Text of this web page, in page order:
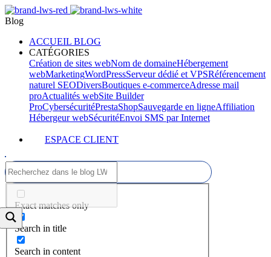
Blog
ACCUEIL BLOG
CATÉGORIES
Création de sites webNom de domaineHébergement
webMarketingWordPressServeur dédié et VPSRéférencement
naturel SEODiversBoutiques e-commerceAdresse mail
proActualités webSite Builder
ProCybersécuritéPrestaShopSauvegarde en ligneAffiliation
Hébergeur webSécuritéEnvoi SMS par Internet
ESPACE CLIENT
Exact matches only
Search in title
Search in content